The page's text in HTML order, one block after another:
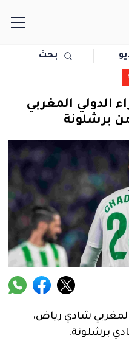
بحث
الدولي المغربي
برشلونة
شادي رياض،